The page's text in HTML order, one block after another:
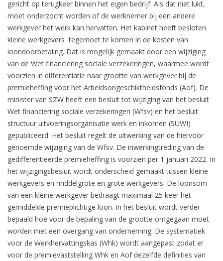
gericht op terugkeer binnen het eigen bedrijf. Als dat niet lukt,
moet onderzocht worden of de werknemer bij een andere
werkgever het werk kan hervatten. Het kabinet heeft besloten
kleine werkgevers tegemoet te komen in de kosten van
loondoorbetaling. Dat is mogelijk gemaakt door een wijziging
van de Wet financiering sociale verzekeringen, waarmee wordt
voorzien in differentiatie naar grootte van werkgever bij de
premieheffing voor het Arbeidsongeschiktheidsfonds (Aof). De
minister van SZW heeft een besluit tot wijziging van het besluit
Wet financiering sociale verzekeringen (Wfsv) en het besluit
structuur uitvoeringsorganisatie werk en inkomen (SUWI)
gepubliceerd. Het besluit regelt de uitwerking van de hiervoor
genoemde wijziging van de Wfsv. De inwerkingtreding van de
gedifferentieerde premieheffing is voorzien per 1 januari 2022. In
het wijzigingsbesluit wordt onderscheid gemaakt tussen kleine
werkgevers en middelgrote en grote werkgevers. De loonsom
van een kleine werkgever bedraagt maximaal 25 keer het
gemiddelde premieplichtige loon. In het besluit wordt verder
bepaald hoe voor de bepaling van de grootte omgegaan moet
worden met een overgang van onderneming. De systematiek
voor de Werkhervattingskas (Whk) wordt aangepast zodat er
voor de premievaststelling Whk en Aof dezelfde definities van